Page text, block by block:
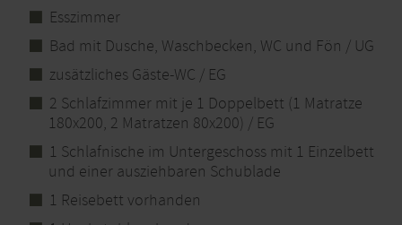
Esszimmer
Bad mit Dusche, Waschbecken, WC und Fön / UG
zusätzliches Gäste-WC / EG
2 Schlafzimmer mit je 1 Doppelbett (1 Matratze
180x200, 2 Matratzen 80x200) / EG
1 Schlafnische im Untergeschoss mit 1 Einzelbett
und einer ausziehbaren Schublade
1 Reisebett vorhanden